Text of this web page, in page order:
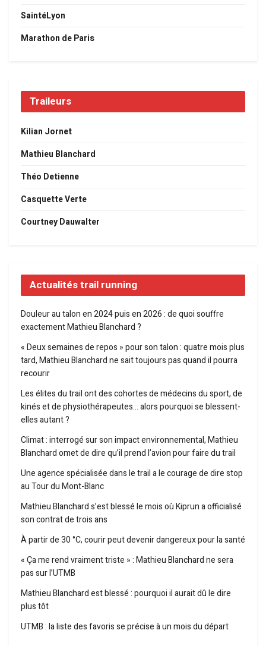
SaintéLyon
Marathon de Paris
Traileurs
Kilian Jornet
Mathieu Blanchard
Théo Detienne
Casquette Verte
Courtney Dauwalter
Actualités trail running
Douleur au talon en 2024 puis en 2026 : de quoi souffre
exactement Mathieu Blanchard ?
« Deux semaines de repos » pour son talon : quatre mois plus
tard, Mathieu Blanchard ne sait toujours pas quand il pourra
recourir
Les élites du trail ont des cohortes de médecins du sport, de
kinés et de physiothérapeutes… alors pourquoi se blessent-
elles autant ?
Climat : interrogé sur son impact environnemental, Mathieu
Blanchard omet de dire qu’il prend l’avion pour faire du trail
Une agence spécialisée dans le trail a le courage de dire stop
au Tour du Mont-Blanc
Mathieu Blanchard s’est blessé le mois où Kiprun a officialisé
son contrat de trois ans
À partir de 30 °C, courir peut devenir dangereux pour la santé
« Ça me rend vraiment triste » : Mathieu Blanchard ne sera
pas sur l’UTMB
Mathieu Blanchard est blessé : pourquoi il aurait dû le dire
plus tôt
UTMB : la liste des favoris se précise à un mois du départ